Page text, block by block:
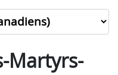
Martyrs-